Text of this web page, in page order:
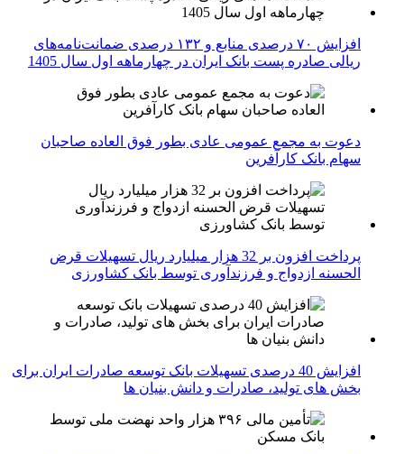
افزایش ۷۰ درصدی منابع و ۱۳۲ درصدی ضمانت‌نامه‌های
ریالی صادره پست بانک ایران در چهارماهه اول سال 1405
دعوت به مجمع عمومی عادی بطور فوق العاده صاحبان
سهام بانک کارآفرین
پرداخت افزون بر 32 هزار میلیارد ریال تسهیلات قرض
الحسنه ازدواج و فرزندآوری توسط بانک کشاورزی
افزایش 40 درصدی تسهیلات بانک توسعه صادرات ایران برای
بخش های تولید، صادرات و دانش بنیان ها